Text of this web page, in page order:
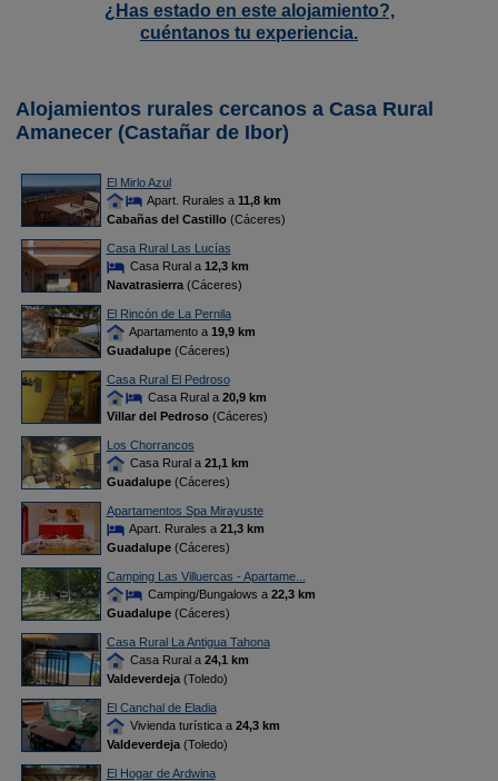
¿Has estado en este alojamiento?,
cuéntanos tu experiencia.
Alojamientos rurales cercanos a Casa Rural
Amanecer (Castañar de Ibor)
El Mirlo Azul
Apart. Rurales a 11,8 km
Cabañas del Castillo(Cáceres)
Casa Rural Las Lucías
Casa Rural a 12,3 km
Navatrasierra(Cáceres)
El Rincón de La Pernila
Apartamento a 19,9 km
Guadalupe(Cáceres)
Casa Rural El Pedroso
Casa Rural a 20,9 km
Villar del Pedroso(Cáceres)
Los Chorrancos
Casa Rural a 21,1 km
Guadalupe(Cáceres)
Apartamentos Spa Mirayuste
Apart. Rurales a 21,3 km
Guadalupe(Cáceres)
Camping Las Villuercas - Apartame...
Camping/Bungalows a 22,3 km
Guadalupe(Cáceres)
Casa Rural La Antigua Tahona
Casa Rural a 24,1 km
Valdeverdeja(Toledo)
El Canchal de Eladia
Vivienda turística a 24,3 km
Valdeverdeja(Toledo)
El Hogar de Ardwina